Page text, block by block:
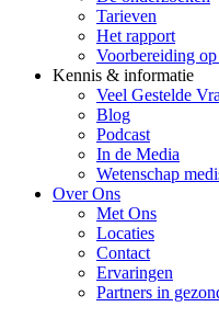
Tarieven
Het rapport
Voorbereiding
Kennis & informatie
Veel Gestelde
Blog
Podcast
In de Media
Wetenschap
Over Ons
Met Ons
Locaties
Contact
Ervaringen
Partners in